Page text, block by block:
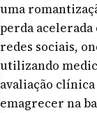
uma
perda
redes sociais,
utilizando
avaliação
emagrecer na